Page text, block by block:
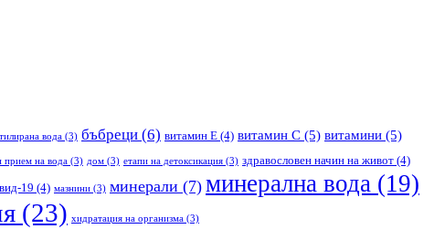
вода (3) бъбреци (6) витамин Е (4) витамин С (5) витамини (5)
прием на вода (3) дом (3) етапи на детоксикация (3) здравословен начин на живот (4)
19 (4) мазнини (3) минерали (7) минерална вода (19)
(23) хидратация на организма (3)